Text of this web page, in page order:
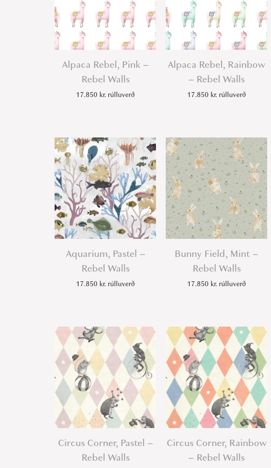
Alpaca Rebel, Pink –
Rebel Walls
17.850 kr. rúlluverð
Alpaca Rebel, Rainbow
– Rebel Walls
17.850 kr. rúlluverð
Aquarium, Pastel –
Rebel Walls
17.850 kr. rúlluverð
Bunny Field, Mint –
Rebel Walls
17.850 kr. rúlluverð
Circus Corner, Pastel –
Rebel Walls
Circus Corner, Rainbow
– Rebel Walls